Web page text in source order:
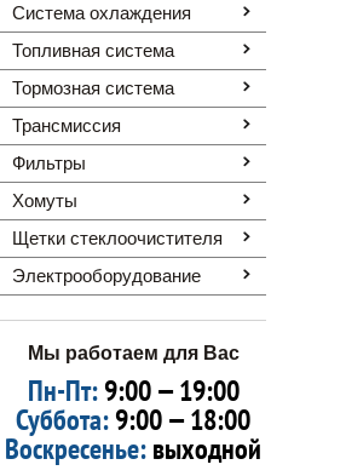
Система охлаждения
Топливная система
Тормозная система
Трансмиссия
Фильтры
Хомуты
Щетки стеклоочистителя
Электрооборудование
Мы работаем для Вас
Пн-Пт:9:00 — 19:00
Суббота:9:00 — 18:00
Воскресенье:выходной